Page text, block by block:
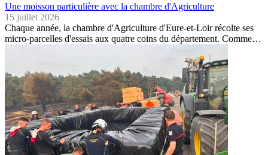
Une moisson particulière avec la chambre d'Agriculture
15 juillet 2026
Chaque année, la chambre d'Agriculture d'Eure-et-Loir récolte ses
micro-parcelles d'essais aux quatre coins du département. Comme…